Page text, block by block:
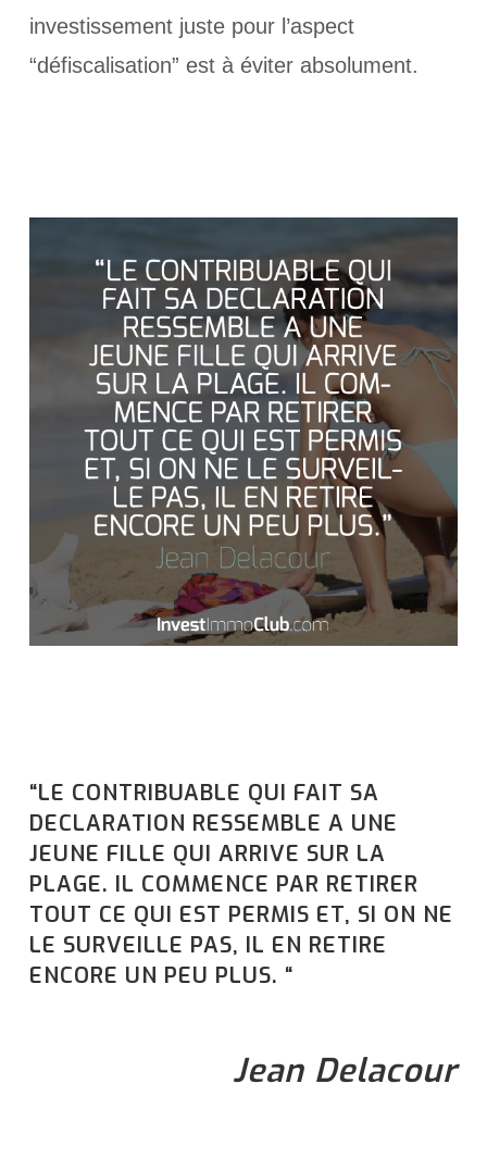
investissement juste pour l’aspect
“défiscalisation” est à éviter absolument.
“LE CONTRIBUABLE QUI FAIT SA
DECLARATION RESSEMBLE A UNE
JEUNE FILLE QUI ARRIVE SUR LA
PLAGE. IL COMMENCE PAR RETIRER
TOUT CE QUI EST PERMIS ET, SI ON NE
LE SURVEILLE PAS, IL EN RETIRE
ENCORE UN PEU PLUS. “
Jean Delacour